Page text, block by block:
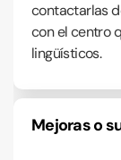
contactarlas
con el centro
lingüísticos.
Mejoras o